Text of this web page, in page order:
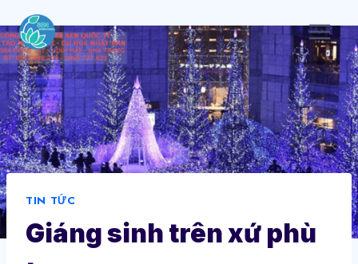
to
content
TIN TỨC
Giáng sinh trên xứ phù